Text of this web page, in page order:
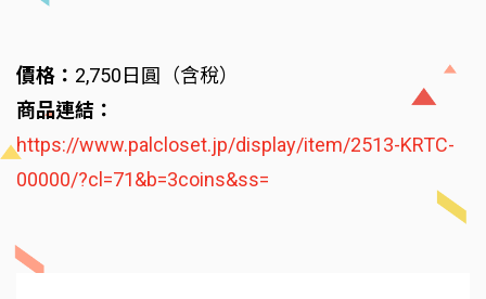
價格： 2,750日圓（含稅）
商品連結：
https://www.palcloset.jp/display/item/2513-KRTC-
00000/?cl=71&b=3coins&ss=